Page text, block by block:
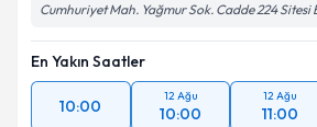
Cumhuriyet Mah. Yağmur Sok. Cadde 224 Sitesi
En Yakın Saatler
10:00
12 Ağu
10:00
12 Ağu
11:00